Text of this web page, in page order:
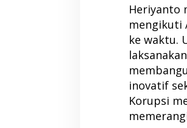
Heriyanto
mengikuti
ke waktu.
inovatif
Korupsi